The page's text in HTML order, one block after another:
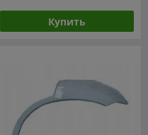
Купить